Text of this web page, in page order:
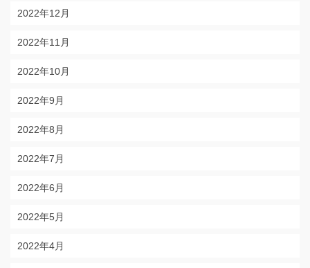
2022年12月
2022年11月
2022年10月
2022年9月
2022年8月
2022年7月
2022年6月
2022年5月
2022年4月